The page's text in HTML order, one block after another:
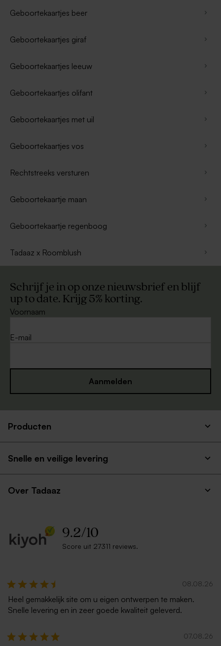
Geboortekaartjes beer
Geboortekaartjes giraf
Geboortekaartjes leeuw
Geboortekaartjes olifant
Geboortekaartjes met uil
Geboortekaartjes vos
Rechtstreeks versturen
Geboortekaartje maan
Geboortekaartje regenboog
Tadaaz x Roomblush
Schrijf je in op onze nieuwsbrief en blijf
up to date. Krijg 5% korting.
Voornaam
E-mail
Aanmelden
Producten
Snelle en veilige levering
Over Tadaaz
9.2/10
Score uit 27311 reviews.
08.08.26
Heel gemakkelijk site om u eigen ontwerpen te maken.
Snelle levering en in zeer goede kwaliteit geleverd.
07.08.26